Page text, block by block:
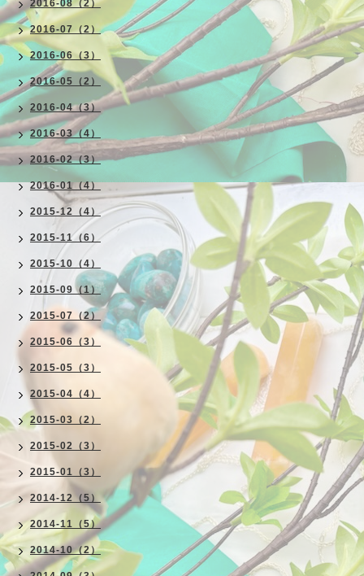
2016-08（2）
2016-07（2）
2016-06（3）
2016-05（2）
2016-04（3）
2016-03（4）
2016-02（3）
2016-01（4）
2015-12（4）
2015-11（6）
2015-10（4）
2015-09（1）
2015-07（2）
2015-06（3）
2015-05（3）
2015-04（4）
2015-03（2）
2015-02（3）
2015-01（3）
2014-12（5）
2014-11（5）
2014-10（2）